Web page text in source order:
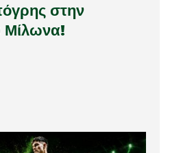
στην
Μίλωνα!